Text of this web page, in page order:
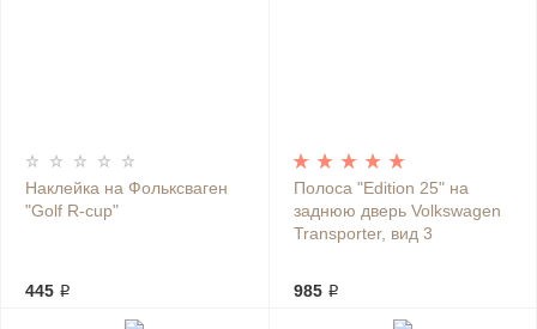
Наклейка на Фольксваген
"Golf R-cup"
445 ₽
Полоса "Edition 25" на
заднюю дверь Volkswagen
Transporter, вид 3
985 ₽